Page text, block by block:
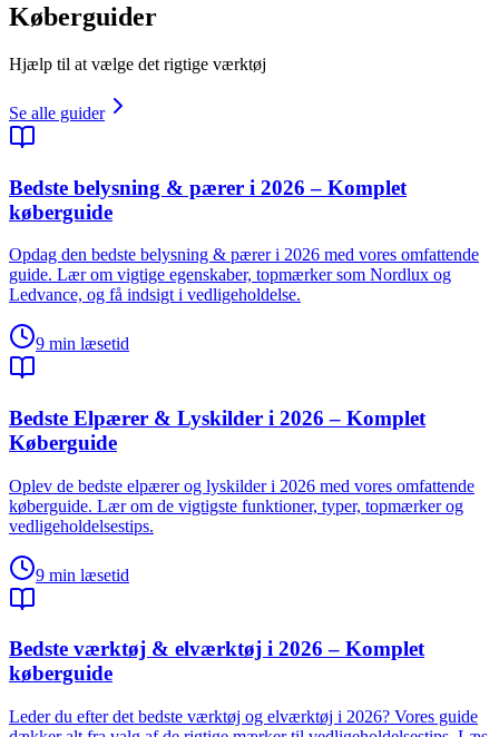
Køberguider
Hjælp til at vælge det rigtige værktøj
Se alle guider
Bedste belysning & pærer i 2026 – Komplet
køberguide
Opdag den bedste belysning & pærer i 2026 med vores omfattende
guide. Lær om vigtige egenskaber, topmærker som Nordlux og
Ledvance, og få indsigt i vedligeholdelse.
9 min læsetid
Bedste Elpærer & Lyskilder i 2026 – Komplet
Køberguide
Oplev de bedste elpærer og lyskilder i 2026 med vores omfattende
køberguide. Lær om de vigtigste funktioner, typer, topmærker og
vedligeholdelsestips.
9 min læsetid
Bedste værktøj & elværktøj i 2026 – Komplet
køberguide
Leder du efter det bedste værktøj og elværktøj i 2026? Vores guide